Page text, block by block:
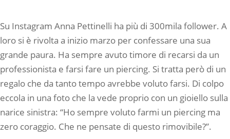
Su Instagram Anna Pettinelli ha più di 300mila follower. A
loro si è rivolta a inizio marzo per confessare una sua
grande paura. Ha sempre avuto timore di recarsi da un
professionista e farsi fare un piercing. Si tratta però di un
regalo che da tanto tempo avrebbe voluto farsi. Di colpo
eccola in una foto che la vede proprio con un gioiello sulla
narice sinistra: “Ho sempre voluto farmi un piercing ma
zero coraggio. Che ne pensate di questo rimovibile?”.